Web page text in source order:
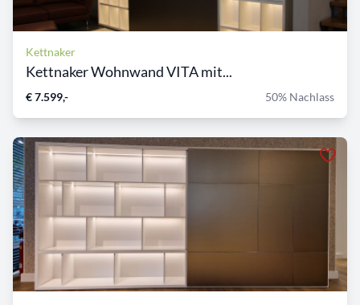
Kettnaker
Kettnaker Wohnwand VITA mit...
€ 7.599,- 50% Nachlass